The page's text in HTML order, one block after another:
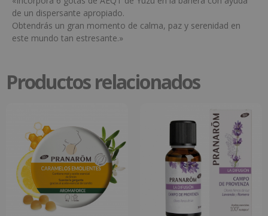
de un dispersante apropiado.
Obtendrás un gran momento de calma, paz y serenidad en
este mundo tan estresante.»
Productos relacionados